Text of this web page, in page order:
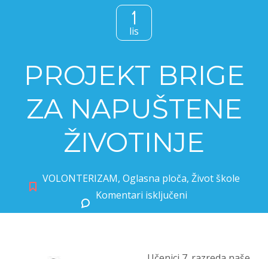
1
lis
PROJEKT BRIGE
ZA NAPUŠTENE
ŽIVOTINJE
VOLONTERIZAM, Oglasna ploča, Život škole
Komentari isključeni